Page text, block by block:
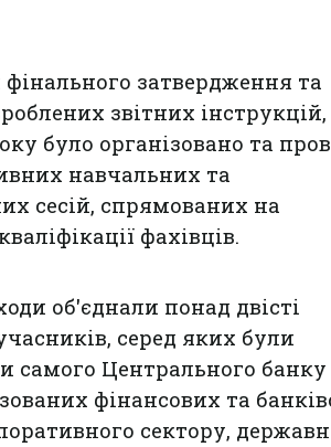
фінального затвердження та
звітних
було організовано та
навчальних та
сесій, спрямованих на
фахівців.
об'єднали понад двісті
серед яких були
самого Центрального
фінансових та
сектору,